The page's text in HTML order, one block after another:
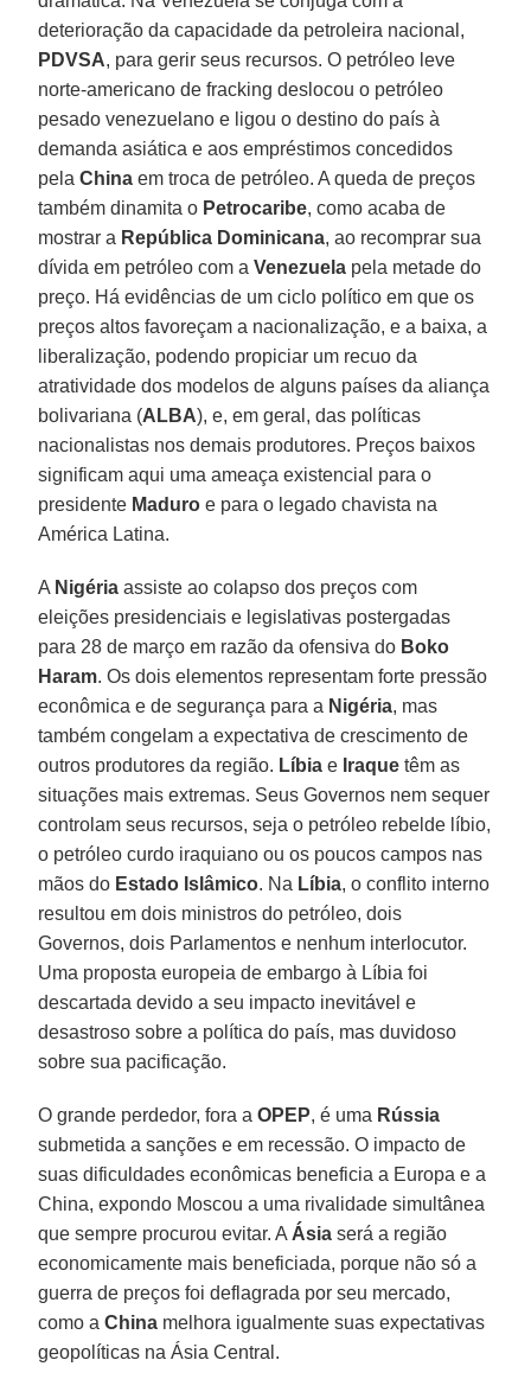
deterioração da capacidade da petroleira nacional,
PDVSA, para gerir seus recursos. O petróleo leve
norte-americano de fracking deslocou o petróleo
pesado venezuelano e ligou o destino do país à
demanda asiática e aos empréstimos concedidos
pelaChina em troca de petróleo. A queda de preços
também dinamita o Petrocaribe, como acaba de
mostrar a República Dominicana, ao recomprar sua
dívida em petróleo com aVenezuela pela metade do
preço. Há evidências de um ciclo político em que os
preços altos favoreçam a nacionalização, e a baixa, a
liberalização, podendo propiciar um recuo da
atratividade dos modelos de alguns países da aliança
bolivariana (ALBA), e, em geral, das políticas
nacionalistas nos demais produtores. Preços baixos
significam aqui uma ameaça existencial para o
presidente Maduro e para o legado chavista na
América Latina.
A Nigéria assiste ao colapso dos preços com
eleições presidenciais e legislativas postergadas
para 28 de março em razão da ofensiva do Boko
Haram. Os dois elementos representam forte pressão
econômica e de segurança para a Nigéria, mas
também congelam a expectativa de crescimento de
outros produtores da região. Líbia e Iraque têm as
situações mais extremas. Seus Governos nem sequer
controlam seus recursos, seja o petróleo rebelde líbio,
o petróleo curdo iraquiano ou os poucos campos nas
mãos do Estado Islâmico. Na Líbia, o conflito interno
resultou em dois ministros do petróleo, dois
Governos, dois Parlamentos e nenhum interlocutor.
Uma proposta europeia de embargo à Líbia foi
descartada devido a seu impacto inevitável e
desastroso sobre a política do país, mas duvidoso
sobre sua pacificação.
O grande perdedor, fora aOPEP, é uma Rússia
submetida a sanções e em recessão. O impacto de
suas dificuldades econômicas beneficia a Europa e a
China, expondo Moscou a uma rivalidade simultânea
que sempre procurou evitar. A Ásia será a região
economicamente mais beneficiada, porque não só a
guerra de preços foi deflagrada por seu mercado,
como aChina melhora igualmente suas expectativas
geopolíticas na Ásia Central.